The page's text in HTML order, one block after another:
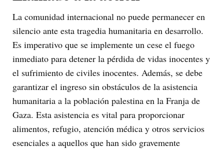
La comunidad internacional no puede permanecer en
silencio ante esta tragedia humanitaria en desarrollo.
Es imperativo que se implemente un cese el fuego
inmediato para detener la pérdida de vidas inocentes y
el sufrimiento de civiles inocentes. Además, se debe
garantizar el ingreso sin obstáculos de la asistencia
humanitaria a la población palestina en la Franja de
Gaza. Esta asistencia es vital para proporcionar
alimentos, refugio, atención médica y otros servicios
esenciales a aquellos que han sido gravemente